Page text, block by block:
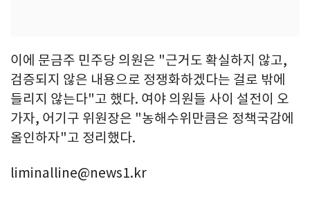
이에 문금주 민주당 의원은 "근거도 확실하지 않고,
검증되지 않은 내용으로 정쟁화하겠다는 걸로 밖에
들리지 않는다"고 했다. 여야 의원들 사이 설전이 오
가자, 어기구 위원장은 "농해수위만큼은 정책국감에
올인하자"고 정리했다.
liminalline@news1.kr